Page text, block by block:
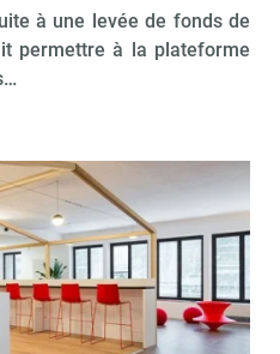
à une levée de fonds de
permettre à la plateforme